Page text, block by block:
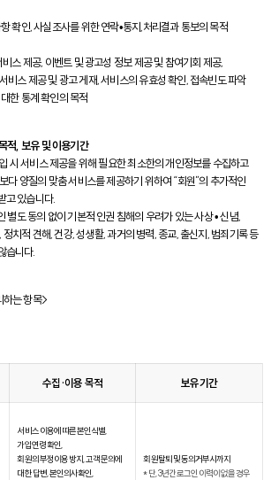
확인, 사실조사를 위한 연락•통지,처리결과 통보의 목적
스 제공, 이벤트 및 광고성 정보 제공 및 참여기회 제공,
비스 제공 및 광고 게재, 서비스의 유효성 확인, 접속빈도 파악
한 통계 확인의 목적
적, 보유 및 이용기간
시 서비스 제공을 위해 필요한 최소한의 개인정보를 수집하고
다 양질의 맞춤 서비스를 제공하기 위하여 “회원”의 추가적인
고 있습니다.
별도 동의 없이 기본적 인권 침해의 우려가 있는 사상 • 신념,
치적 견해, 건강, 성생활, 과거의 병력, 종교, 출신지, 범죄기록 등
습니다.
하는 항목>
수집·이용 목적 보유기간
서비스 이용에 따른 본인식별,
가입연령 확인,
회원의 부정이용 방지, 고객 문의에
대한 답변, 본인의사확인,
회원탈퇴 및 동의거부시까지
* 단, 3년간 로그인 이력이 없을 경우